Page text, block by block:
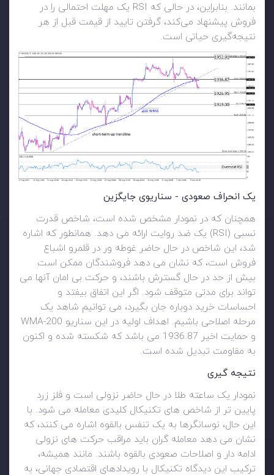
بمانند. بنابراین، در حالی که RSI یک مهلت احتمالی را در
فروش پیشنهاد می‌کند، گرفتن تایید از قیمت قبل از هر
نتیجه‌گیری حیاتی است.
یک انحراف صعودی - سناریوی جایگزین
همچنان که در نمودار مشخص شده است، شاخص قدرت
نسبی (RSI) یک ضد روایت ارائه می دهد. همانطور که اشاره
شد، این شاخص در حال حاضر غوطه ور در قلمرو اشباع
فروش است، که نشان می دهد فروشندگان ممکن است
بیش از حد در حال گسترش باشند، و حرکت بی امان آنها می
تواند برای مدتی متوقف شود. اگر این اتفاق بیفتد و
احساسات خرید دوباره جان بگیرد، می توانیم شاهد یک
مرحله اصلاحی باشیم. اهداف اولیه در این سناریو 200-WMA
و حمایت اخیر 1936.87 می باشد که شکسته شده و اکنون
به مقاومت تبدیل شده است.
نتیجه گیری
نمودار یک ساعته طلا در حال حاضر نزولی است و فلز زرد
پایین تر از شاخص های تکنیکال کلیدی معامله می شود. با
این حال، نوسانگرها به یک تنفس بالقوه اشاره می کنند، که
نشان می دهد معامله گران باید مراقب حرکت های نزولی
ادامه دار و اصلاحات صعودی بالقوه باشند. مانند همیشه،
ترکیب این دیدگاه تکنیکال با رویدادهای اقتصادی جهانی، به